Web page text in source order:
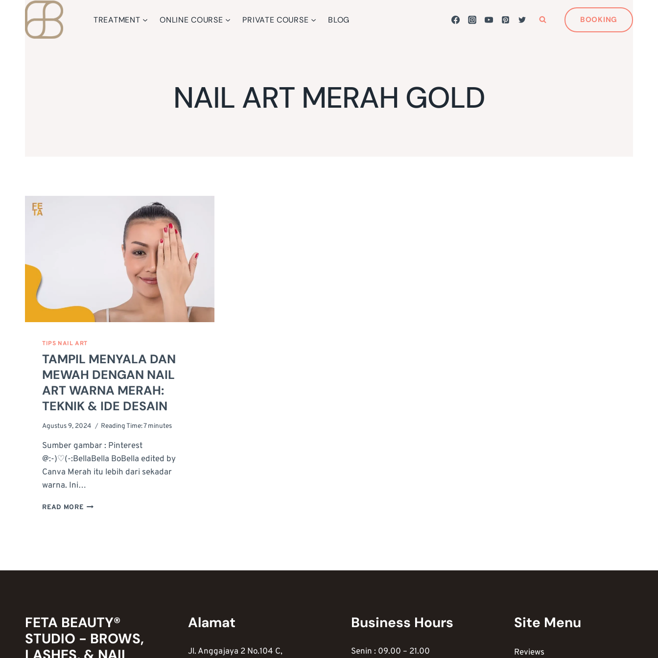
content
TREATMENT ONLINE COURSE PRIVATE COURSE BLOG BOOKING
NAIL ART MERAH GOLD
TIPS NAIL ART
TAMPIL MENYALA DAN
MEWAH DENGAN NAIL
ART WARNA MERAH:
TEKNIK & IDE DESAIN
Agustus 9, 2024 Reading Time:7minutes
Sumber gambar : Pinterest
@:-)♡(-:BellaBella BoBella edited by
Canva Merah itu lebih dari sekadar
warna. Ini…
READ MORETAMPIL
IDE
DESAIN
FETA BEAUTY®
STUDIO - BROWS,
Alamat
Jl. Anggajaya 2 No.104 C,
Business Hours
Senin : 09.00 – 21.00
Site Menu
Reviews